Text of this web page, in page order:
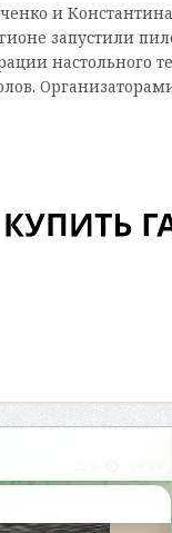
и
запустили
настольного